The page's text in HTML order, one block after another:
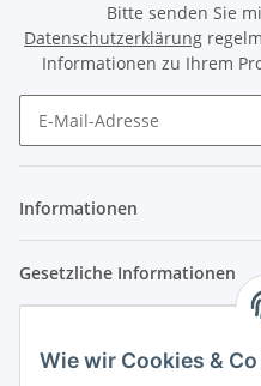
Wie wir Cookies &
Bitte senden Sie
Datenschutzerklärung
Informationen zu Ihrem
Informationen
Gesetzliche Informationen